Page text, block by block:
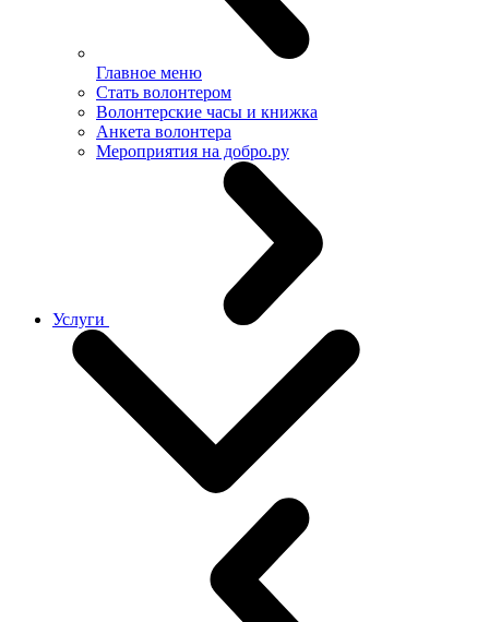
Главное меню
Стать волонтером
Волонтерские часы и книжка
Анкета волонтера
Мероприятия на добро.ру
Услуги